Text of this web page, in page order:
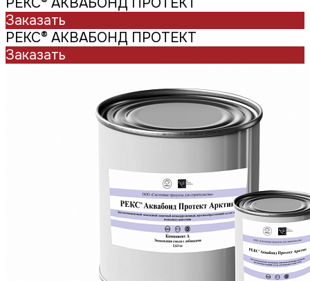
Заказать
РЕКС® АКВАБОНД ПРОТЕКТ
Заказать